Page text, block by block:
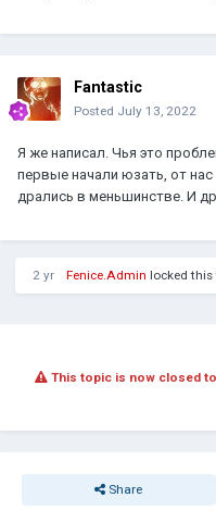
Fantastic
Posted July 13, 2022
Я же написал. Чья это
первые начали юзать, от
дрались в меньшинстве. И
2 yr Fenice.Admin locked this
This topic is now closed
Share